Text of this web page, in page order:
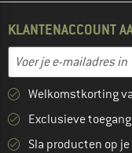
KLANTENACCOUNT
E-mailadres
Vul je e-mailadres hier
Welkomstkorting
Exclusieve
Sla producten op